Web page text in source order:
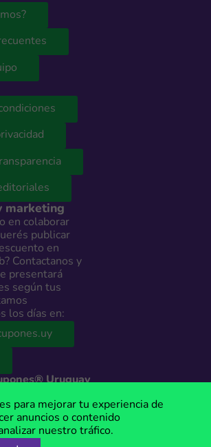
marketing
en colaborar
publicar
en
Contactanos y
presentará
según tus
los días en:
Uruguay
enlaces de afiliados a productos y servicios de
compra a través de estos enlaces, podemos
costo adicional para vos. MegaCupones® es
propiedad de Anima Media.
para mejorar tu experiencia de
anuncios o contenido
nuestro tráfico.